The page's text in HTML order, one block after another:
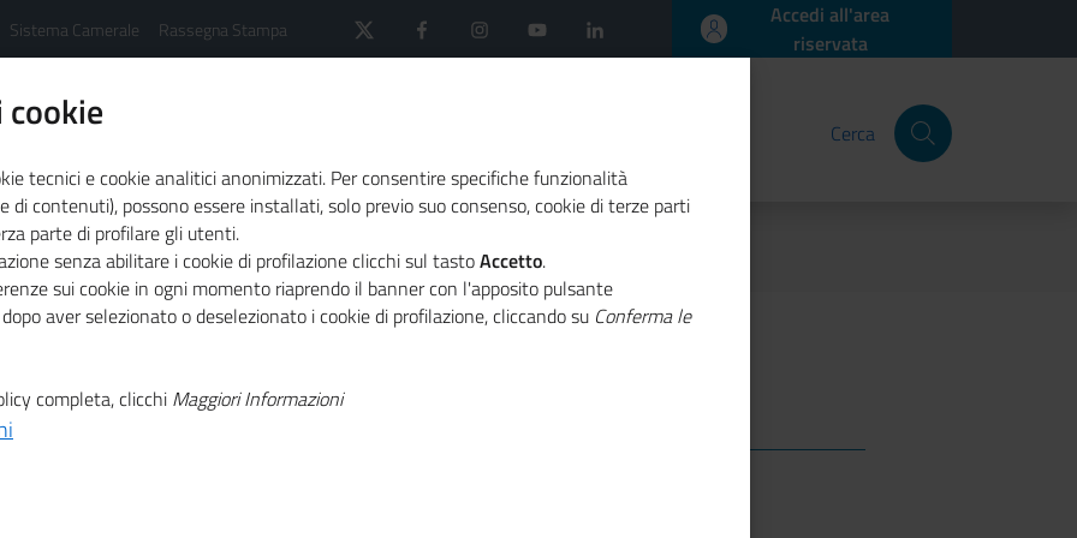
Sistema Camerale Rassegna Stampa
Accedi all'area
riservata
Cerca
Imprenditoria femminile
femminile
tecnici e cookie analitici anonimizzati. Per consentire specifiche funzionalità
di contenuti), possono essere installati, solo previo suo consenso, cookie di terze parti
parte di profilare gli utenti.
senza abilitare i cookie di profilazione clicchi sul tastoAccetto.
sui cookie in ogni momento riaprendo il banner con l'apposito pulsante
aver selezionato o deselezionato i cookie di profilazione, cliccando su Conferma le
completa, clicchi Maggiori Informazioni